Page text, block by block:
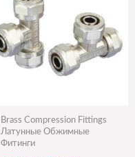
Brass Compression Fittings
Латунные Обжимные
Фитинги